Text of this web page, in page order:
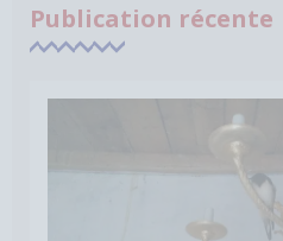
Publication récente